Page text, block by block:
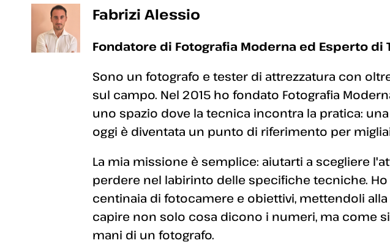
Fabrizi Alessio
Fondatore di Fotografia Moderna ed Esperto di
Sono un fotografo e tester di attrezzatura con
sul campo. Nel 2015 ho fondato Fotografia
uno spazio dove la tecnica incontra la pratica:
oggi è diventata un punto di riferimento per
La mia missione è semplice: aiutarti a scegliere
perdere nel labirinto delle specifiche tecniche.
centinaia di fotocamere e obiettivi, mettendoli
capire non solo cosa dicono i numeri, ma come
mani di un fotografo.